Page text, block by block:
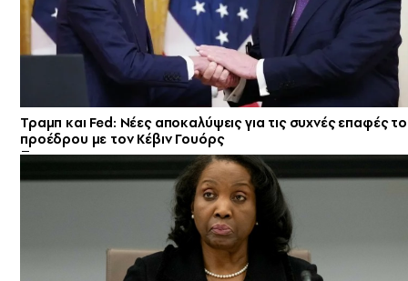
Τραμπ και Fed: Νέες αποκαλύψεις για τις συχνές επαφές
προέδρου με τον Κέβιν Γουόρς